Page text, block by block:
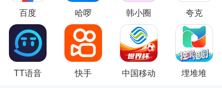
百度 哈啰 韩小圈 夸克
TT语音 快手 中国移动 埋堆堆